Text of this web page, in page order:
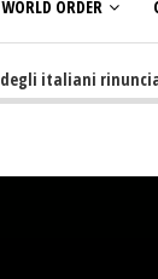
ORDER
rinuncia a